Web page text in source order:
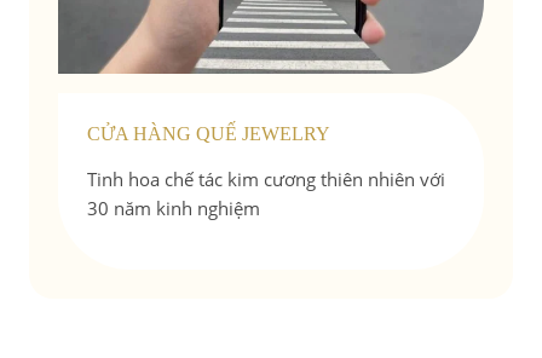
CỬA HÀNG QUẾ JEWELRY
Tinh hoa chế tác kim cương thiên nhiên với
30 năm kinh nghiệm